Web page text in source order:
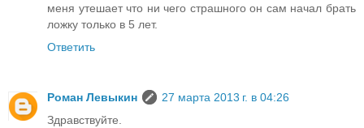
меня утешает что ни чего страшного он сам начал брать
ложку только в 5 лет.
Ответить
Роман Левыкин
27 марта 2013 г. в 04:26
Здравствуйте.